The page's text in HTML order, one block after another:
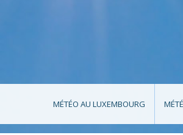
MÉTÉO AU LUXEMBOURG